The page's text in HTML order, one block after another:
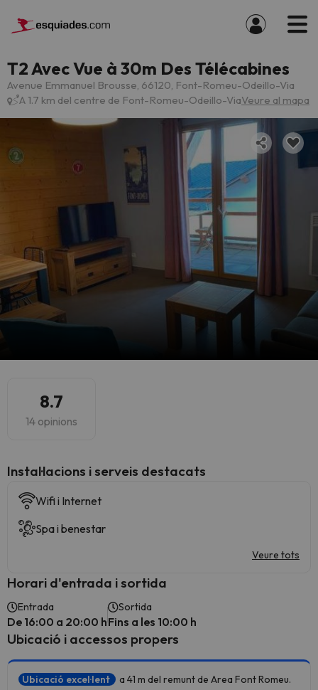
T2 Avec Vue à 30m Des Télécabines
Avenue Emmanuel Brousse, 66120, Font-Romeu-Odeillo-Via
A 1.7 km del centre de Font-Romeu-Odeillo-ViaVeure al mapa
8.7
14 opinions
Instal·lacions i serveis destacats
Wifi i Internet
Spa i benestar
Veure tots
Horari d'entrada i sortida
Entrada
De 16:00 a 20:00 h
Sortida
Fins a les 10:00 h
Ubicació i accessos propers
Ubicació excel·lent a 41 m del remunt de Area Font Romeu.